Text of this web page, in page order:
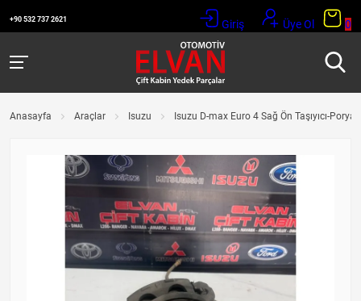
+90 532 737 2621 Giriş Üye Ol 0
Anasayfa Araçlar Isuzu Isuzu D-max Euro 4 Sağ Ön Taşıyıcı-